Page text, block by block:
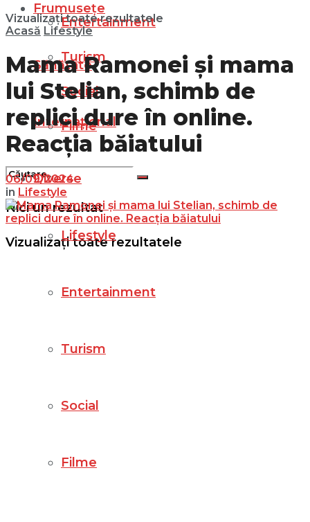
Entertainment
Turism
Social
Filme
Nici un rezultat
Vizualizați toate rezultatele
Frumusețe
Sănătate
Internațional
Diverse
Lifestyle
Entertainment
Turism
Social
Filme
Vizualizați toate rezultatele
Acasă Lifestyle
Mama Ramonei și mama
lui Stelian, schimb de
replici dure în online.
Reacția băiatului
06/09/2024
in Lifestyle